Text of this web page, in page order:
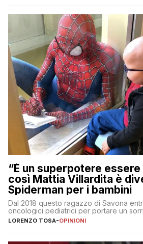
“È un superpotere
così Mattia Villardita è
Spiderman per i bambini
Dal 2018 questo ragazzo di Savona
oncologici pediatrici per portare un
LORENZO TOSA-OPINIONI